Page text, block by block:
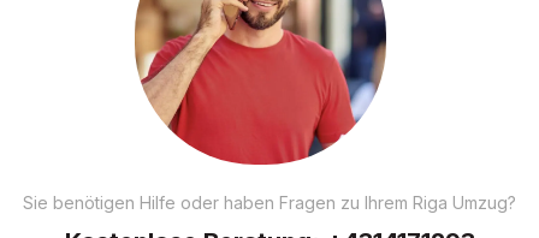
Sie benötigen Hilfe oder haben Fragen zu Ihrem Riga Umzug?